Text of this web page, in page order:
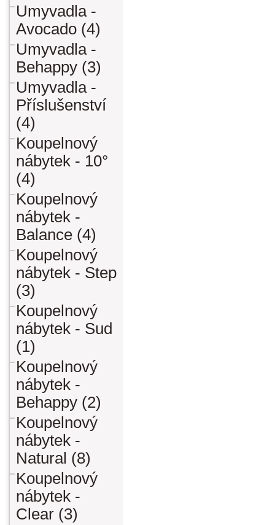
Umyvadla -
Avocado (4)
Umyvadla -
Behappy (3)
Umyvadla -
Příslušenství
(4)
Koupelnový
nábytek - 10°
(4)
Koupelnový
nábytek -
Balance (4)
Koupelnový
nábytek - Step
(3)
Koupelnový
nábytek - Sud
(1)
Koupelnový
nábytek -
Behappy (2)
Koupelnový
nábytek -
Natural (8)
Koupelnový
nábytek -
Clear (3)